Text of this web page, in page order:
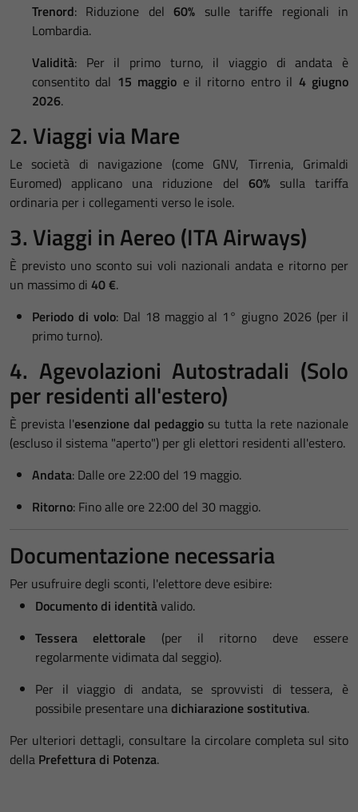
Trenord: Riduzione del60% sulle tariffe regionali in
Lombardia.
Validità: Per il primo turno, il viaggio di andata è
consentito dal 15 maggio e il ritorno entro il 4 giugno
2026.
2. Viaggi via Mare
Le società di navigazione (come GNV, Tirrenia, Grimaldi
Euromed) applicano una riduzione del 60%sulla tariffa
ordinaria per i collegamenti verso le isole.
3. Viaggi in Aereo (ITA Airways)
È previsto uno sconto sui voli nazionali andata e ritorno per
un massimo di 40 €.
Periodo di volo: Dal 18 maggio al 1° giugno 2026 (per il
primo turno).
4. Agevolazioni Autostradali (Solo
per residenti all'estero)
È prevista l'esenzione dal pedaggio su tutta la rete nazionale
(escluso il sistema "aperto") per gli elettori residenti all'estero.
Andata: Dalle ore 22:00 del 19 maggio.
Ritorno: Fino alle ore 22:00 del 30 maggio.
Documentazione necessaria
Per usufruire degli sconti, l'elettore deve esibire:
Documento di identitàvalido.
Tessera elettorale (per il ritorno deve essere
regolarmente vidimata dal seggio).
Per il viaggio di andata, se sprovvisti di tessera, è
possibile presentare unadichiarazione sostitutiva.
Per ulteriori dettagli, consultare la circolare completa sul sito
della Prefettura di Potenza.